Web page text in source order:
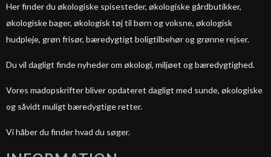
Her finder du økologiske spisesteder, økologiske gårdbutikker,
økologiske bager, økologisk tøj til børn og voksne, økologisk
hudpleje, grøn frisør, bæredygtigt boligtilbehør og grønne rejser.
Du vil dagligt finde nyheder om økologi, miljøet og bæredygtighed.
Vores madopskrifter bliver opdateret dagligt med sunde, økologiske
og såvidt muligt bæredygtige retter.
Vi håber du finder hvad du søger.